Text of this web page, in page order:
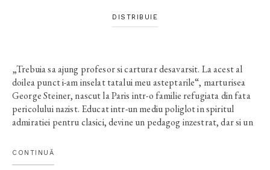
DISTRIBUIE
„Trebuia sa ajung profesor si carturar desavarsit. La acest al
doilea punct i-am inselat tatalui meu asteptarile“, marturisea
George Steiner, nascut la Paris intr-o familie refugiata din fata
pericolului nazist. Educat intr-un mediu poliglot in spiritul
admiratiei pentru clasici, devine un pedagog inzestrat, dar si un
Errata(1997), George Steiner isi rememoreaza viata intr-un
mod inedit, trecand cu usurinta de la episoade semnificative sau
CONTINUĂ